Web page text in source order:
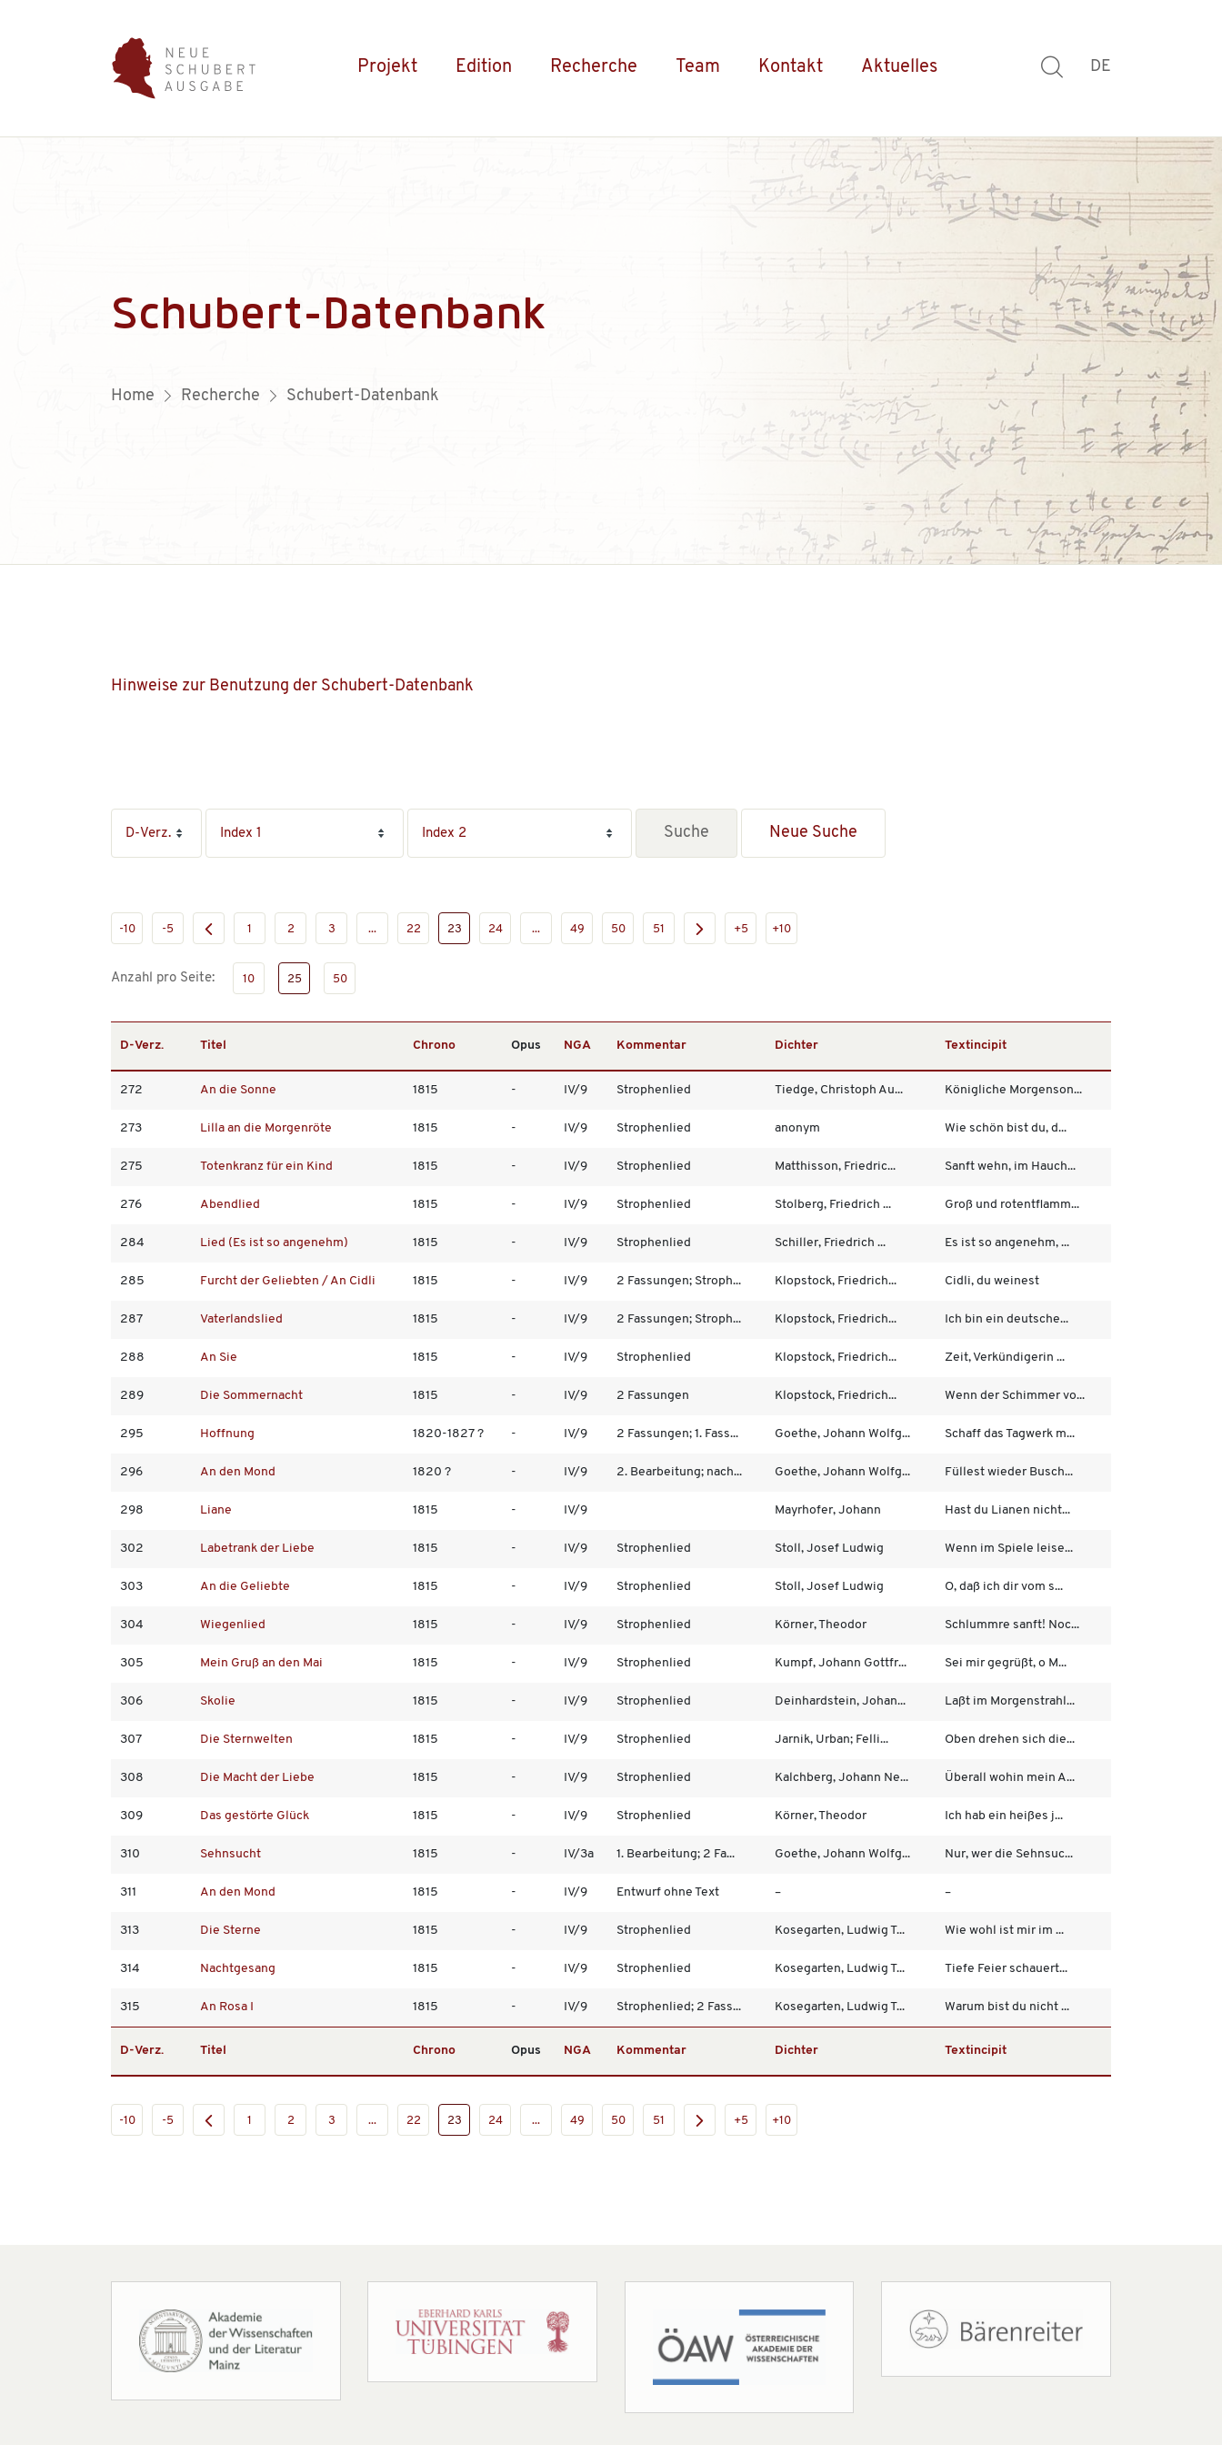
Projekt Edition Recherche Team Kontakt Aktuelles DE
Schubert-Datenbank
Home Recherche Schubert-Datenbank
Hinweise zur Benutzung der Schubert-Datenbank
Neue Suche
-10 -5 1 2 3 ... 22 23 24 ... 49 50 51 +5 +10
Anzahl pro Seite: 10 25 50
D-Verz. Titel Chrono Opus NGA Kommentar Dichter Textincipit
272 An die Sonne 1815 - IV/9 Strophenlied Tiedge, Christoph Au... Königliche Morgenson...
273 Lilla an die Morgenröte 1815 - IV/9 Strophenlied anonym Wie schön bist du, d...
275 Totenkranz für ein Kind 1815 - IV/9 Strophenlied Matthisson, Friedric... Sanft wehn, im Hauch...
276 Abendlied 1815 - IV/9 Strophenlied Stolberg, Friedrich ... Groß und rotentflamm...
284 Lied (Es ist so angenehm) 1815 - IV/9 Strophenlied Schiller, Friedrich ... Es ist so angenehm, ...
285 Furcht der Geliebten / An Cidli 1815 - IV/9 2 Fassungen; Stroph... Klopstock, Friedrich... Cidli, du weinest
287 Vaterlandslied 1815 - IV/9 2 Fassungen; Stroph... Klopstock, Friedrich... Ich bin ein deutsche...
288 An Sie 1815 - IV/9 Strophenlied Klopstock, Friedrich... Zeit, Verkündigerin ...
289 Die Sommernacht 1815 - IV/9 2 Fassungen Klopstock, Friedrich... Wenn der Schimmer vo...
295 Hoffnung 1820-1827 ? - IV/9 2 Fassungen; 1. Fass... Goethe, Johann Wolfg... Schaff das Tagwerk m...
296 An den Mond 1820 ? - IV/9 2. Bearbeitung; nach... Goethe, Johann Wolfg... Füllest wieder Busch...
298 Liane 1815 - IV/9 Mayrhofer, Johann Hast du Lianen nicht...
302 Labetrank der Liebe 1815 - IV/9 Strophenlied Stoll, Josef Ludwig Wenn im Spiele leise...
303 An die Geliebte 1815 - IV/9 Strophenlied Stoll, Josef Ludwig O, daß ich dir vom s...
304 Wiegenlied 1815 - IV/9 Strophenlied Körner, Theodor Schlummre sanft! Noc...
305 Mein Gruß an den Mai 1815 - IV/9 Strophenlied Kumpf, Johann Gottfr... Sei mir gegrüßt, o M...
306 Skolie 1815 - IV/9 Strophenlied Deinhardstein, Johan... Laßt im Morgenstrahl...
307 Die Sternwelten 1815 - IV/9 Strophenlied Jarnik, Urban; Felli... Oben drehen sich die...
308 Die Macht der Liebe 1815 - IV/9 Strophenlied Kalchberg, Johann Ne... Überall wohin mein A...
309 Das gestörte Glück 1815 - IV/9 Strophenlied Körner, Theodor Ich hab ein heißes j...
310 Sehnsucht 1815 - IV/3a 1. Bearbeitung; 2 Fa... Goethe, Johann Wolfg... Nur, wer die Sehnsuc...
311 An den Mond 1815 - IV/9 Entwurf ohne Text – –
313 Die Sterne 1815 - IV/9 Strophenlied Kosegarten, Ludwig T... Wie wohl ist mir im ...
314 Nachtgesang 1815 - IV/9 Strophenlied Kosegarten, Ludwig T... Tiefe Feier schauert...
315 An Rosa I 1815 - IV/9 Strophenlied; 2 Fass... Kosegarten, Ludwig T... Warum bist du nicht ...
D-Verz. Titel Chrono Opus NGA Kommentar Dichter Textincipit
-10 -5 1 2 3 ... 22 23 24 ... 49 50 51 +5 +10